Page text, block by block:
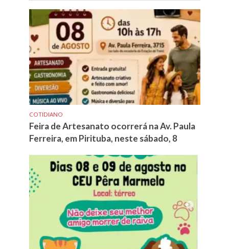
COTIDIANO
Feira de Artesanato ocorrerá na Av. Paula
Ferreira, em Pirituba, neste sábado, 8